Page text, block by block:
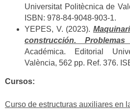
Universitat Politècnica de
ISBN: 978-84-9048-903-1.
YEPES, V. (2023).
construcción. Problemas
Académica. Editorial
València, 562 pp. Ref. 376.
Cursos:
Curso de estructuras auxiliares en